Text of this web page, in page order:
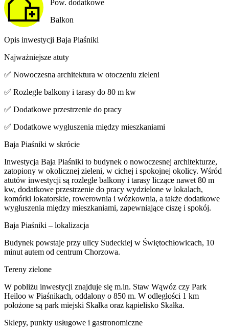
Pow. dodatkowe
Balkon
Opis inwestycji Baja Piaśniki
Najważniejsze atuty
✅ Nowoczesna architektura w otoczeniu zieleni
✅ Rozległe balkony i tarasy do 80 m kw
✅ Dodatkowe przestrzenie do pracy
✅ Dodatkowe wygłuszenia między mieszkaniami
Baja Piaśniki w skrócie
Inwestycja Baja Piaśniki to budynek o nowoczesnej architekturze,
zatopiony w okolicznej zieleni, w cichej i spokojnej okolicy. Wśród
atutów inwestycji są rozległe balkony i tarasy liczące nawet 80 m
kw, dodatkowe przestrzenie do pracy wydzielone w lokalach,
komórki lokatorskie, rowerownia i wózkownia, a także dodatkowe
wygłuszenia między mieszkaniami, zapewniające ciszę i spokój.
Baja Piaśniki – lokalizacja
Budynek powstaje przy ulicy Sudeckiej w Świętochłowicach, 10
minut autem od centrum Chorzowa.
Tereny zielone
W pobliżu inwestycji znajduje się m.in. Staw Wąwóz czy Park
Heiloo w Piaśnikach, oddalony o 850 m. W odległości 1 km
położone są park miejski Skałka oraz kąpielisko Skałka.
Sklepy, punkty usługowe i gastronomiczne